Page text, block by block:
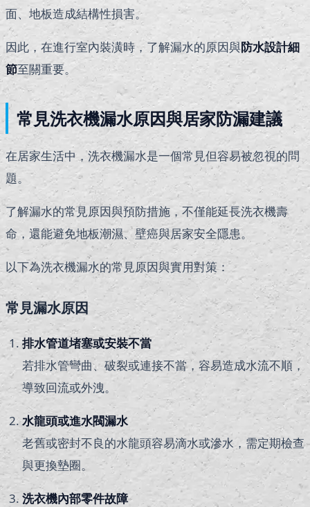
面、地板造成結構性損害。
因此，在進行室內裝潢時，了解漏水的原因與防水設計細
節至關重要。
常見洗衣機漏水原因與居家防漏建議
在居家生活中，洗衣機漏水是一個常見但容易被忽視的問
題。
了解漏水的常見原因與預防措施，不僅能延長洗衣機壽
命，還能避免地板潮濕、壁癌與居家安全隱患。
以下為洗衣機漏水的常見原因與實用對策：
常見漏水原因
排水管道堵塞或安裝不當
若排水管彎曲、破裂或連接不當，容易造成水流不順，
導致回流或外洩。
水龍頭或進水閥漏水
老舊或密封不良的水龍頭容易滴水或滲水，需定期檢查
與更換墊圈。
洗衣機內部零件故障